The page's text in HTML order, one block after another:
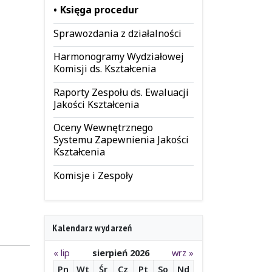
Księga procedur
Sprawozdania z działalności
Harmonogramy Wydziałowej
Komisji ds. Kształcenia
Raporty Zespołu ds. Ewaluacji
Jakości Kształcenia
Oceny Wewnętrznego
Systemu Zapewnienia Jakości
Kształcenia
Komisje i Zespoły
Kalendarz wydarzeń
« lip sierpień 2026
wrz »
Pn
Wt Śr Cz Pt So Nd